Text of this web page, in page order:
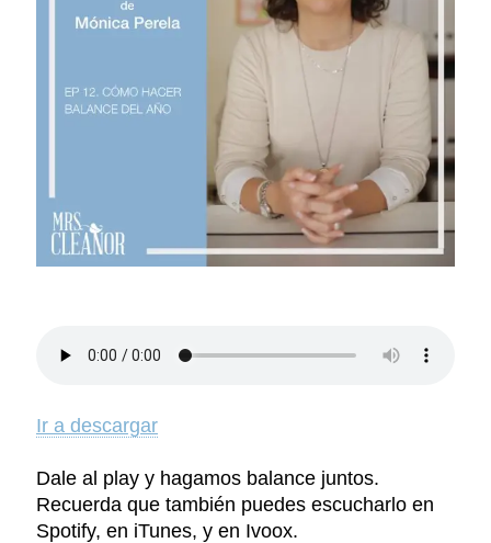
Ir a descargar
Dale al play y hagamos balance juntos.
Recuerda que también puedes escucharlo en
Spotify, en iTunes, y en Ivoox.